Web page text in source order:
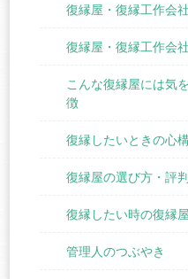
復縁屋・復縁工作会
復縁屋・復縁工作会
こんな復縁屋には気
徴
復縁したいときの心
復縁屋の選び方・評
復縁したい時の復縁
管理人のつぶやき